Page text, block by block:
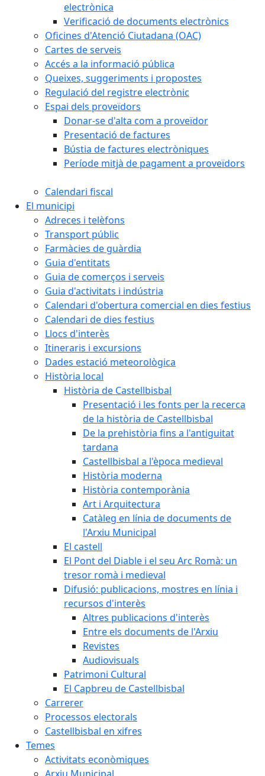
electrònica
Verificació de documents electrònics
Oficines d'Atenció Ciutadana (OAC)
Cartes de serveis
Accés a la informació pública
Queixes, suggeriments i propostes
Regulació del registre electrònic
Espai dels proveïdors
Donar-se d'alta com a proveïdor
Presentació de factures
Bústia de factures electròniques
Període mitjà de pagament a proveïdors
Calendari fiscal
El municipi
Adreces i telèfons
Transport públic
Farmàcies de guàrdia
Guia d'entitats
Guia de comerços i serveis
Guia d'activitats i indústria
Calendari d'obertura comercial en dies festius
Calendari de dies festius
Llocs d'interès
Itineraris i excursions
Dades estació meteorològica
Història local
Història de Castellbisbal
Presentació i les fonts per la recerca
de la història de Castellbisbal
De la prehistòria fins a l'antiguitat
tardana
Castellbisbal a l'època medieval
Història moderna
Història contemporània
Art i Arquitectura
Catàleg en línia de documents de
l'Arxiu Municipal
El castell
El Pont del Diable i el seu Arc Romà: un
tresor romà i medieval
Difusió: publicacions, mostres en línia i
recursos d'interès
Altres publicacions d'interès
Entre els documents de l'Arxiu
Revistes
Audiovisuals
Patrimoni Cultural
El Capbreu de Castellbisbal
Carrerer
Processos electorals
Castellbisbal en xifres
Temes
Activitats econòmiques